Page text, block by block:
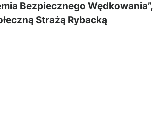
Bezpiecznego Wędkowania”,
Strażą Rybacką